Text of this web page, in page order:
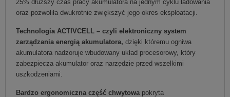
25% dłuższy czas pracy akumulatora na jednym cyklu ładowania
oraz pozwoliła dwukrotnie zwiększyć jego okres eksploatacji.
Technologia ACTIVCELL – czyli elektroniczny system
zarządzania energią akumulatora, dzięki któremu ogniwa
akumulatora nadzoruje wbudowany układ procesorowy, który
zabezpiecza akumulator oraz narzędzie przed wszelkimi
uszkodzeniami.
Bardzo ergonomiczna część chwytowa pokryta